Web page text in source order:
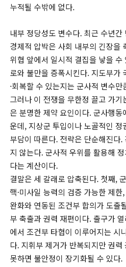
누적될 수밖에 없다.
내부 정당성도 변수다. 최근 수년
경제적 압박은 사회 내부의 긴장을
위협 앞에서 일시적 결집을 낳을
로와 불만을 증폭시킨다. 지도부가
·회복할 수 있는지는 군사적 변수
그러나 이 전쟁을 무한정 끌고 가
은 분명한 제약 요인이다. 군사행
운데, 지상군 투입이나 노골적인
부담이 따른다. 전략은 단순해진다
지 않는다. 군사적 우위를 활용해
다는 계산이다.
결말은 세 갈래로 압축된다. 첫째,
핵·미사일 능력의 검증 가능한 제
완화와 연동된 조건부 합의가 도출
부 축출과 권력 재편이다. 출구가
에서 조건부 타협이 이루어지는 시
다. 지휘부 제거가 반복되지만 권
못하면 불안정이 장기화될 수 있다.